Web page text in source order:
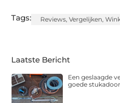
Tags: Reviews,Vergelijken,
Laatste Bericht
Een geslaagde
goede